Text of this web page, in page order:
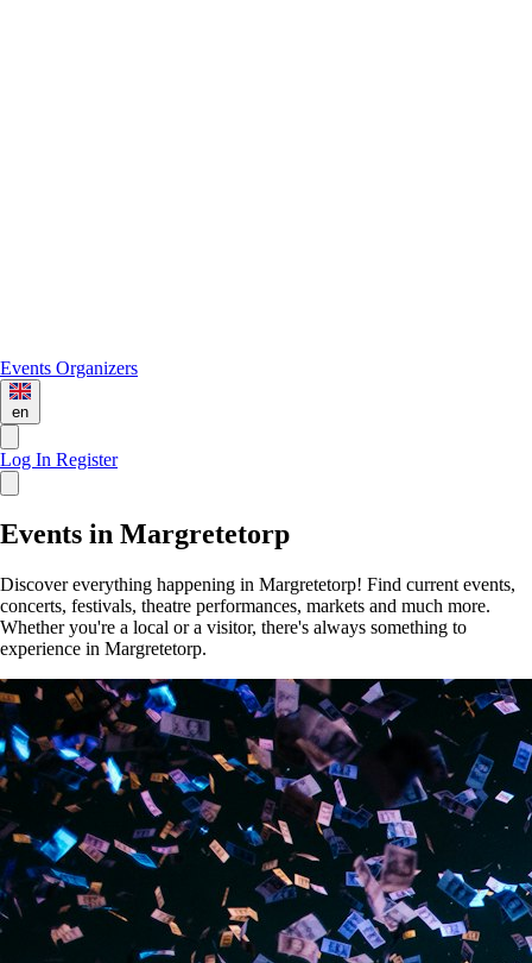
Events Organizers
en
Log In Register
Events in Margretetorp
Discover everything happening in Margretetorp! Find current events,
concerts, festivals, theatre performances, markets and much more.
Whether you're a local or a visitor, there's always something to
experience in Margretetorp.